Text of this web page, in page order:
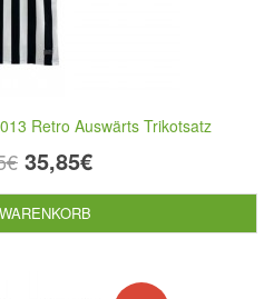
Retro Auswärts Trikotsatz
35,85€